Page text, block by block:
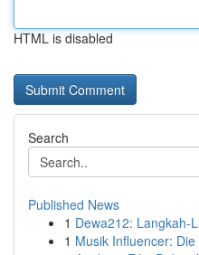
HTML is disabled
Search
Published News
1 Dewa212: Langkah-
1 Musik Influencer: